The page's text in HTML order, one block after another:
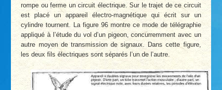
rompe ou ferme un circuit électrique. Sur le trajet de ce circuit
est placé un appareil électro-magnétique qui écrit sur un
cylindre tournent. La figure 96 montre ce mode de télégraphie
appliqué à l’étude du vol d’un pigeon, concurremment avec un
autre moyen de transmission de signaux. Dans cette figure,
les deux fils électriques sont séparés l’un de l’autre.